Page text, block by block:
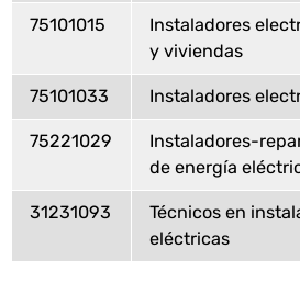
75101015
Instaladores
y viviendas
75101033 Instaladores
75221029
Instaladores-
de energía
31231093
Técnicos en
eléctricas